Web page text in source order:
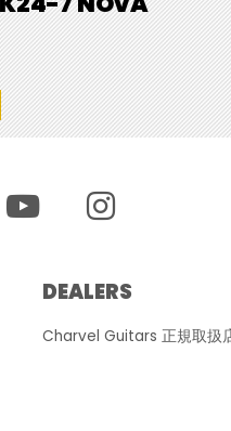
DEALERS
Charvel Guitars 正規取扱